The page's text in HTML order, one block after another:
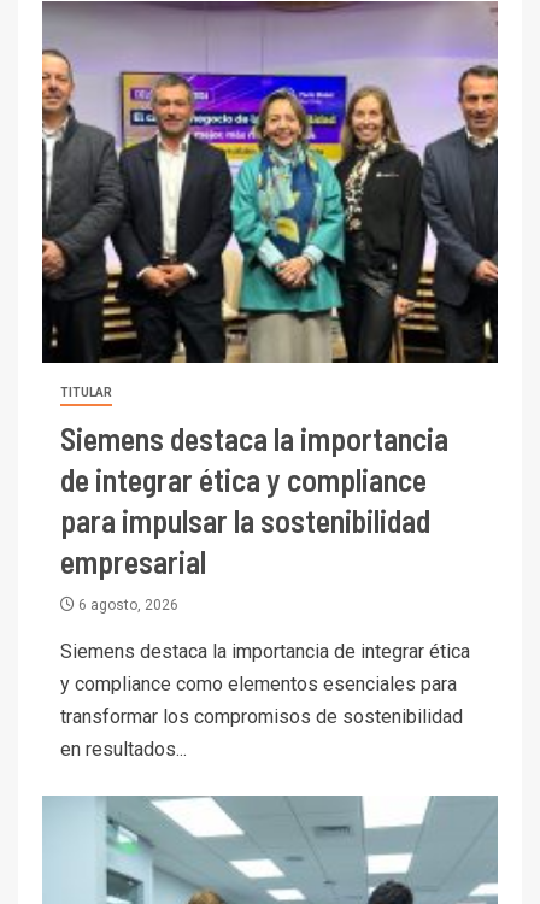
TITULAR
Siemens destaca la importancia
de integrar ética y compliance
para impulsar la sostenibilidad
empresarial
6 agosto, 2026
Siemens destaca la importancia de integrar ética
y compliance como elementos esenciales para
transformar los compromisos de sostenibilidad
en resultados...